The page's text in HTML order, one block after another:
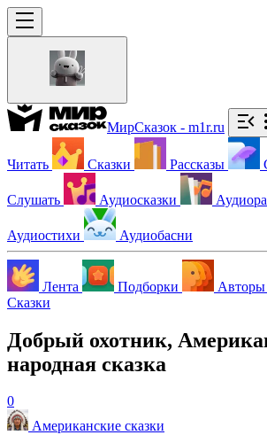
МирСказок - m1r.ru
Читать Сказки Рассказы
Слушать Аудиосказки
Аудиостихи Аудиобасни
Лента Подборки Авторы
Сказки
Добрый охотник,
народная сказка
0
Американские сказки